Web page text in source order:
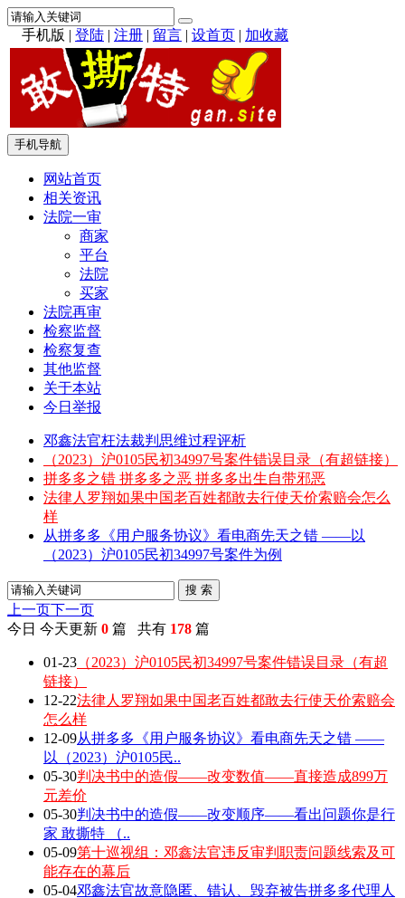
手机版 | 登陆 | 注册 | 留言 | 设首页 | 加收藏
手机导航
网站首页
相关资讯
法院一审
商家
平台
法院
买家
法院再审
检察监督
检察复查
其他监督
关于本站
今日举报
邓鑫法官枉法裁判思维过程评析
（2023）沪0105民初34997号案件错误目录（有超链接）
拼多多之错 拼多多之恶 拼多多出生自带邪恶
法律人罗翔如果中国老百姓都敢去行使天价索赔会怎么
样
从拼多多《用户服务协议》看电商先天之错 ——以
（2023）沪0105民初34997号案件为例
搜 索
上一页下一页
今日 今天更新 0 篇 共有 178 篇
01-23 （2023）沪0105民初34997号案件错误目录（有超
链接）
12-22法律人罗翔如果中国老百姓都敢去行使天价索赔会
怎么样
12-09从拼多多《用户服务协议》看电商先天之错 ——
以（2023）沪0105民..
05-30判决书中的造假——改变数值——直接造成899万
元差价
05-30判决书中的造假——改变顺序——看出问题你是行
家 敢撕特 （..
05-09第十巡视组：邓鑫法官违反审判职责问题线索及可
能存在的幕后
05-04邓鑫法官故意隐匿、错认、毁弃被告拼多多代理人